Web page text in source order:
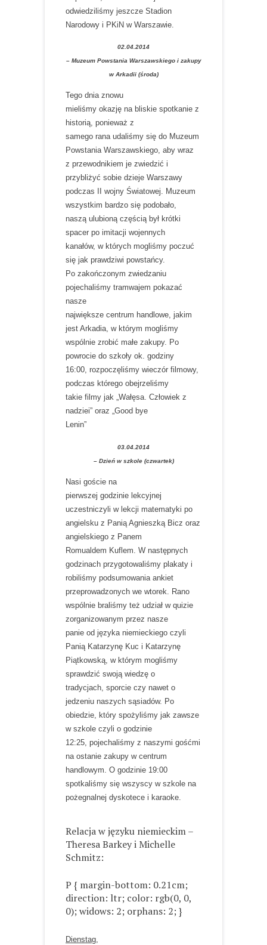
odwiedziliśmy jeszcze Stadion
Narodowy i PKiN w Warszawie.
02.04.2014
– Muzeum Powstania Warszawskiego i zakupy
w Arkadii (środa)
Tego dnia znowu
mieliśmy okazję na bliskie spotkanie z
historią, ponieważ z
samego rana udaliśmy się do Muzeum
Powstania Warszawskiego, aby wraz
z przewodnikiem je zwiedzić i
przybliżyć sobie dzieje Warszawy
podczas II wojny Światowej. Muzeum
wszystkim bardzo się podobało,
naszą ulubioną częścią był krótki
spacer po imitacji wojennych
kanałów, w których mogliśmy poczuć
się jak prawdziwi powstańcy.
Po zakończonym zwiedzaniu
pojechaliśmy tramwajem pokazać
nasze
największe centrum handlowe, jakim
jest Arkadia, w którym mogliśmy
wspólnie zrobić małe zakupy. Po
powrocie do szkoły ok. godziny
16:00, rozpoczęliśmy wieczór filmowy,
podczas którego obejrzeliśmy
takie filmy jak „Wałęsa. Człowiek z
nadziei” oraz „Good bye
Lenin”
03.04.2014
– Dzień w szkole (czwartek)
Nasi goście na
pierwszej godzinie lekcyjnej
uczestniczyli w lekcji matematyki po
angielsku z Panią Agnieszką Bicz oraz
angielskiego z Panem
Romualdem Kuflem. W następnych
godzinach przygotowaliśmy plakaty i
robiliśmy podsumowania ankiet
przeprowadzonych we wtorek. Rano
wspólnie braliśmy też udział w quizie
zorganizowanym przez nasze
panie od języka niemieckiego czyli
Panią Katarzynę Kuc i Katarzynę
Piątkowską, w którym mogliśmy
sprawdzić swoją wiedzę o
tradycjach, sporcie czy nawet o
jedzeniu naszych sąsiadów. Po
obiedzie, który spożyliśmy jak zawsze
w szkole czyli o godzinie
12:25, pojechaliśmy z naszymi gośćmi
na ostanie zakupy w centrum
handlowym. O godzinie 19:00
spotkaliśmy się wszyscy w szkole na
pożegnalnej dyskotece i karaoke.
Relacja w języku niemieckim –
Theresa Barkey i Michelle
Schmitz:
P { margin-bottom: 0.21cm;
direction: ltr; color: rgb(0, 0,
0); widows: 2; orphans: 2; }
Dienstag,